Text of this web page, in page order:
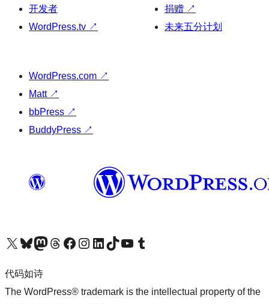
开发者
WordPress.tv ↗
捐赠 ↗
未来五分计划
WordPress.com ↗
Matt ↗
bbPress ↗
BuddyPress ↗
关注我们的 X（原 Twitter）账号访问我们的 Bluesky 账号关注我们的 Mastodon 账号访问我们的 Threads 账号 访问我们的 Facebook 公共主页关注我们的 Instagram 账号 关注我们的 LinkedIn 主页访问我们的 TikTok 账号访问我们的 YouTube 频道 访问我们的 Tumblr 账号
代码如诗
The WordPress® trademark is the intellectual property of the